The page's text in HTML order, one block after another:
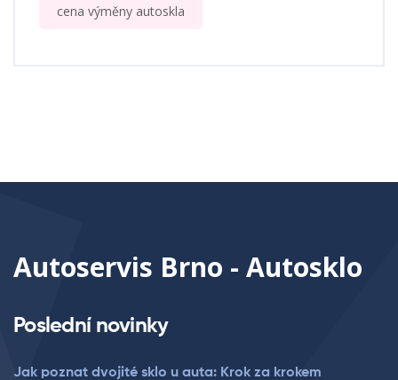
cena výměny autoskla
Autoservis Brno - Autosklo
Poslední novinky
Jak poznat dvojité sklo u auta: Krok za krokem